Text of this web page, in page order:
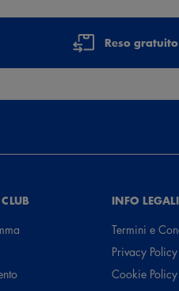
Reso
INFO LEGALI
Termini e
Privacy Policy
Cookie Policy